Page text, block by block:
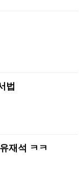
법
재석 ㅋㅋ